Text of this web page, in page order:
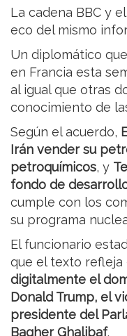
La cadena BBC y
eco del mismo
Un diplomático
en Francia esta
al igual que otras
conocimiento de
Según el acuerdo,
Irán vender su
petroquímicos, y
fondo de
cumple con los
su programa
El funcionario
que el texto refleja
digitalmente el
Donald Trump, el
presidente del
Bagher Ghalibaf.